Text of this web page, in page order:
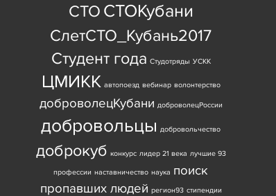
СТО СТОКубани
СлетСТО_Кубань2017
Студент года Студотряды УСКК
ЦМИКК автопоезд вебинар волонтерство
доброволецКубани доброволецРоссии
добровольцы добровольчество
доброкуб конкурс лидер 21 века лучшие 93
профессии наставничество наука поиск
пропавших людей регион93 стипендии